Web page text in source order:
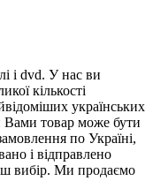
і dvd. У нас ви
кількості
українських
Вами товар може бути
по Україні,
і відправлено
Ми продаємо